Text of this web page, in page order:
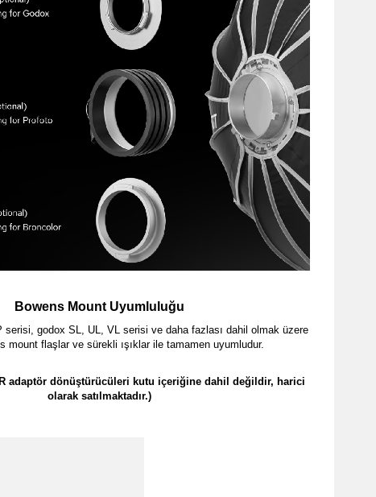
Bowens Mount Uyumluluğu
serisi, godox SL, UL, VL serisi ve daha fazlası dahil olmak üzere
mount flaşlar ve sürekli ışıklar ile tamamen uyumludur.
adaptör dönüştürücüleri kutu içeriğine dahil değildir, harici
olarak satılmaktadır.)